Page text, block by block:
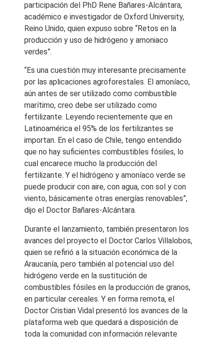
participación del PhD Rene Bañares-Alcántara,
académico e investigador de Oxford University,
Reino Unido, quien expuso sobre “Retos en la
producción y uso de hidrógeno y amoniaco
verdes”.
“Es una cuestión muy interesante precisamente
por las aplicaciones agroforestales. El amoníaco,
aún antes de ser utilizado como combustible
marítimo, creo debe ser utilizado como
fertilizante. Leyendo recientemente que en
Latinoamérica el 95% de los fertilizantes se
importan. En el caso de Chile, tengo entendido
que no hay suficientes combustibles fósiles, lo
cual encarece mucho la producción del
fertilizante. Y el hidrógeno y amoníaco verde se
puede producir con aire, con agua, con sol y con
viento, básicamente otras energías renovables”,
dijo el Doctor Bañares-Alcántara.
Durante el lanzamiento, también presentaron los
avances del proyecto el Doctor Carlos Villalobos,
quien se refirió a la situación económica de la
Araucanía, pero también al potencial uso del
hidrógeno verde en la sustitución de
combustibles fósiles en la producción de granos,
en particular cereales. Y en forma remota, el
Doctor Cristian Vidal presentó los avances de la
plataforma web que quedará a disposición de
toda la comunidad con información relevante